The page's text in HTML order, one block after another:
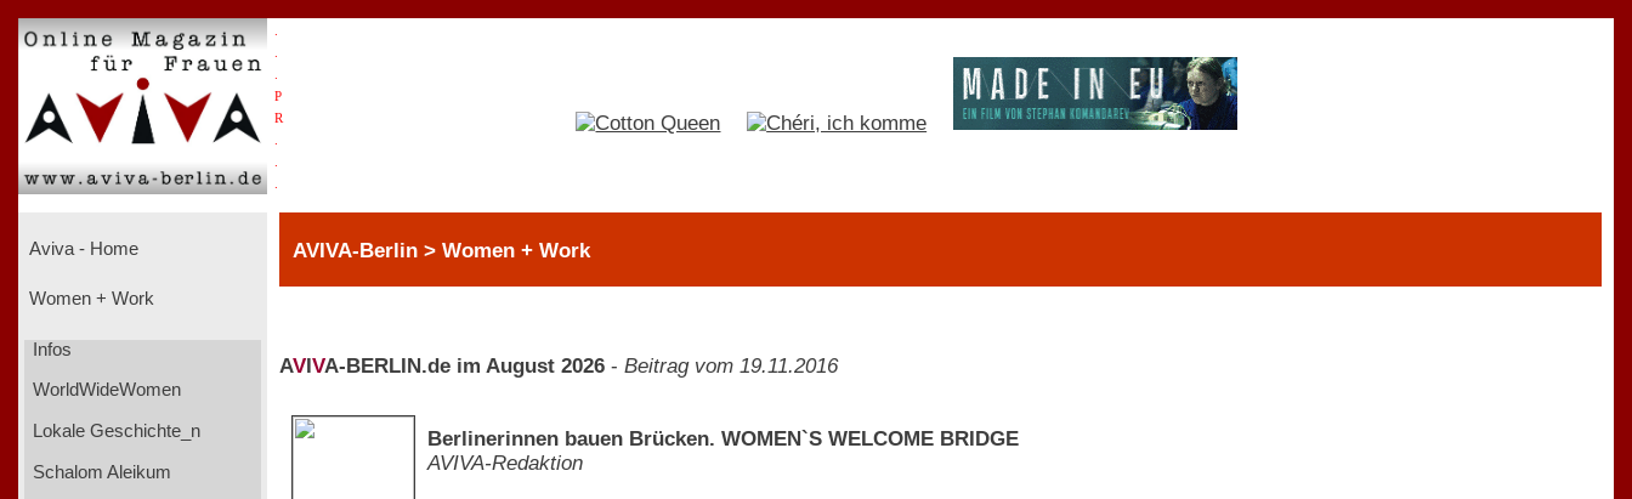
P
R
Aviva - Home
Women + Work
Infos
WorldWideWomen
Lokale Geschichte_n
Schalom Aleikum
AVIVA-Berlin > Women + Work
AV VA-BERLIN.de im August 2026 - Beitrag vom 19.11.2016
Berlinerinnen bauen Brücken. WOMEN`S WELCOME BRIDGE
AVIVA-Redaktion